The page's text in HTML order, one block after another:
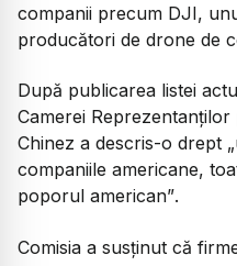
companii precum DJI,
producători de drone de
După publicarea listei
Camerei
Chinez a descris-o drept
companiile americane,
poporul american”.
Comisia a susținut că